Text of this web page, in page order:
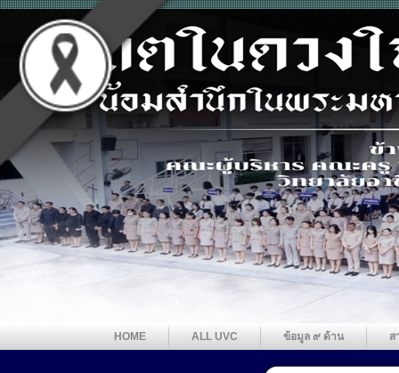
HOME ALL UVC ข้อมูล ๙ ด้าน ส